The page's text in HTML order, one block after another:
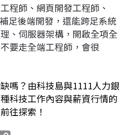
程師、網頁開發工程師、
足後端開發，還能跨足系統
、伺服器架構，開啟全項全
要走全端工程師，會很
嗎？由科技島與1111人力銀
科技工作內容與薪資行情的
往探索！